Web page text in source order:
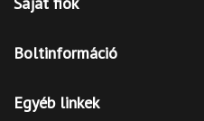
Boltinformáció
Egyéb linkek